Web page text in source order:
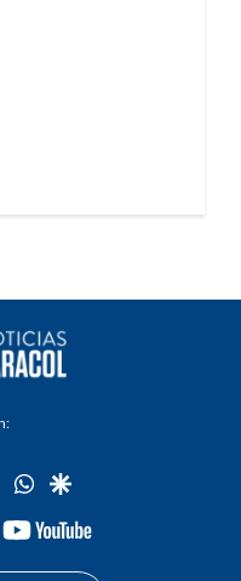
twitterwhatsapp
google
youtube-